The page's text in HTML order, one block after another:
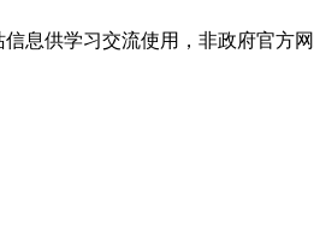
息供学习交流使用，非政府官方